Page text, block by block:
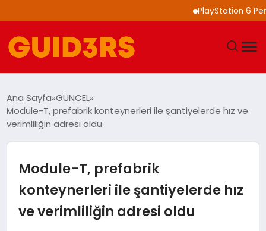
PlayStation 6
YAŞAM
SAĞLIK
Ana Sayfa GÜNCEL
Module-T, prefabrik konteynerleri ile şantiyelerde hız ve
verimliliğin adresi oldu
Module-T, prefabrik
konteynerleri ile şantiyelerde hız
ve verimliliğin adresi oldu